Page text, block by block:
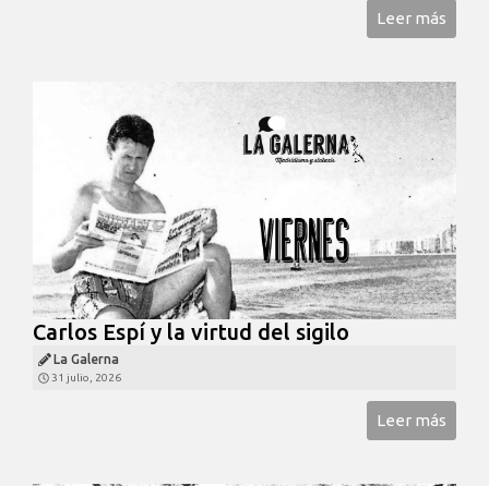
Leer más
Carlos Espí y la virtud del sigilo
La Galerna
31 julio, 2026
Leer más